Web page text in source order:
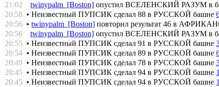
21:02
twinypalm [Boston] опустил ВСЕЛЕНСКИЙ РАЗУМ в
20:58 • Неизвестный ПУПСИК сделал 88 в РУССКОЙ башне
20:56 • twinypalm [Boston] повторил результат 46 в
20:56
twinypalm [Boston] опустил ВСЕЛЕНСКИЙ РАЗУМ в
20:55 • Неизвестный ПУПСИК сделал 91 в РУССКОЙ башне
20:54 • Неизвестный ПУПСИК сделал 89 в РУССКОЙ башне
20:49 • Неизвестный ПУПСИК сделал 78 в РУССКОЙ башне
20:45 • Неизвестный ПУПСИК сделал 94 в РУССКОЙ башне
20:45 • Неизвестный ПУПСИК сделал 94 в РУССКОЙ башне